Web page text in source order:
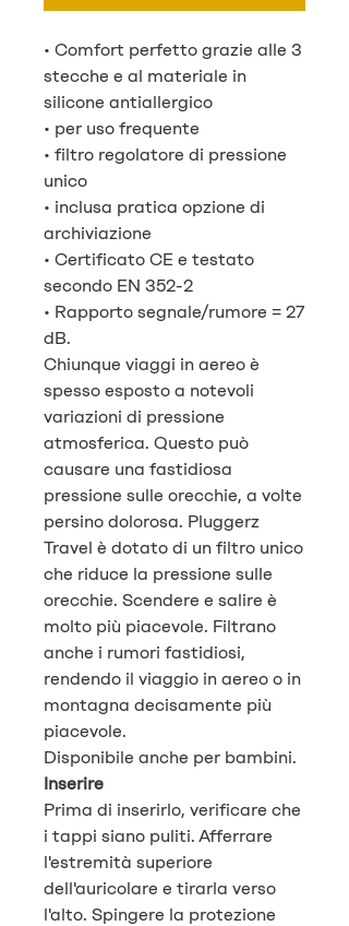
• Comfort perfetto grazie alle 3
stecche e al materiale in
silicone antiallergico
• per uso frequente
• filtro regolatore di pressione
unico
• inclusa pratica opzione di
archiviazione
• Certificato CE e testato
secondo EN 352-2
• Rapporto segnale/rumore = 27
dB.
Chiunque viaggi in aereo è
spesso esposto a notevoli
variazioni di pressione
atmosferica. Questo può
causare una fastidiosa
pressione sulle orecchie, a volte
persino dolorosa. Pluggerz
Travel è dotato di un filtro unico
che riduce la pressione sulle
orecchie. Scendere e salire è
molto più piacevole. Filtrano
anche i rumori fastidiosi,
rendendo il viaggio in aereo o in
montagna decisamente più
piacevole.
Disponibile anche per bambini.
Inserire
Prima di inserirlo, verificare che
i tappi siano puliti. Afferrare
l'estremità superiore
dell'auricolare e tirarla verso
l'alto. Spingere la protezione